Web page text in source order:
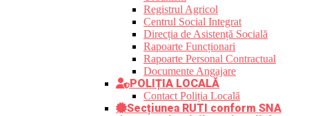
Registrul Agricol
Centrul Social Integrat
Direcția de Asistență Socială
Rapoarte Funcționari
Rapoarte Personal Contractual
Documente Angajare
POLIȚIA LOCALĂ
Contact Poliția Locală
Secțiunea RUTI conform SNA